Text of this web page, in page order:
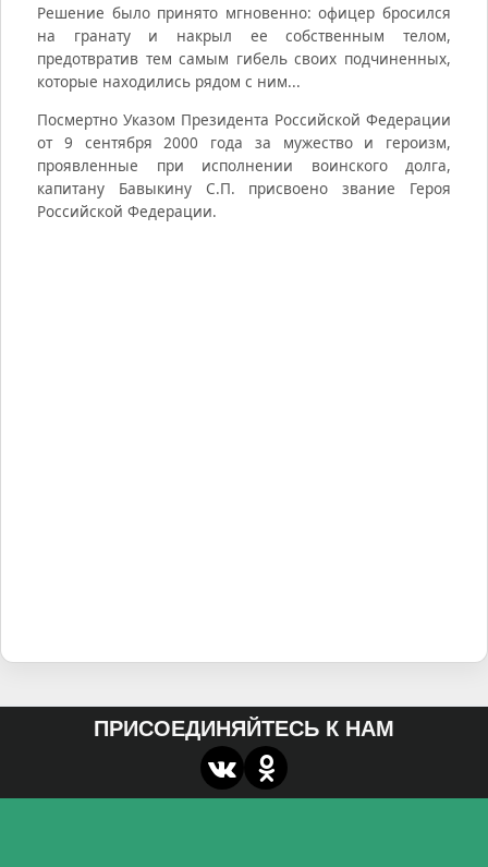
Решение было принято мгновенно: офицер бросился
на гранату и накрыл ее собственным телом,
предотвратив тем самым гибель своих подчиненных,
которые находились рядом с ним...
Посмертно Указом Президента Российской Федерации
от 9 сентября 2000 года за мужество и героизм,
проявленные при исполнении воинского долга,
капитану Бавыкину С.П. присвоено звание Героя
Российской Федерации.
ПРИСОЕДИНЯЙТЕСЬ К НАМ